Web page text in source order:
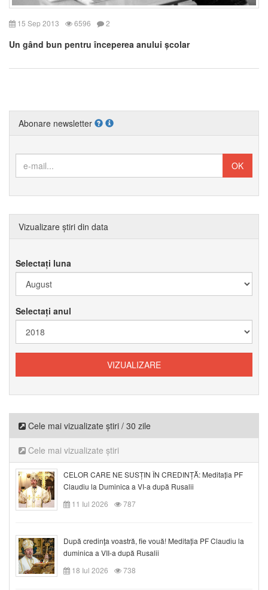
15 Sep 2013 6596 2
Un gând bun pentru începerea anului școlar
Abonare newsletter
Vizualizare știri din data
Selectați luna
Selectați anul
Cele mai vizualizate știri / 30 zile
Cele mai vizualizate știri
CELOR CARE NE SUSȚIN ÎN CREDINȚĂ: Meditația PF
Claudiu la Duminica a VI-a după Rusalii
11 Iul 2026
787
După credinţa voastră, fie vouă! Meditația PF Claudiu la
duminica a VII-a după Rusalii
18 Iul 2026
738